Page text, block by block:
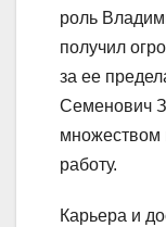
роль
получил
за ее
Семенович
множеством
работу.
Карьера и